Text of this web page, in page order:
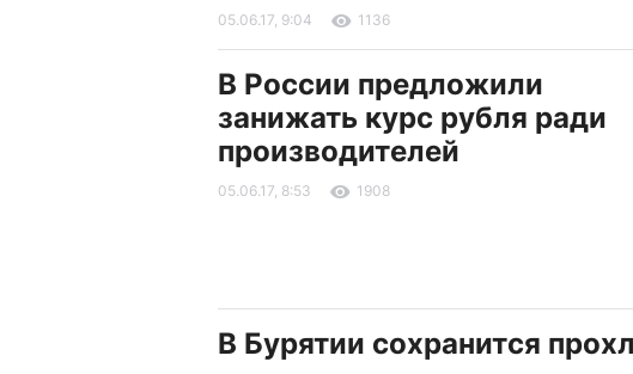
05.06.17, 9:04 1136
В России предложили
занижать курс рубля ради
производителей
05.06.17, 8:53 1908
В Бурятии сохранится